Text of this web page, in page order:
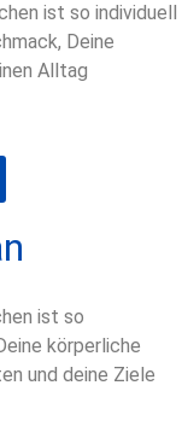
ist so individuell
Deine
Alltag
ist so
körperliche
und deine Ziele